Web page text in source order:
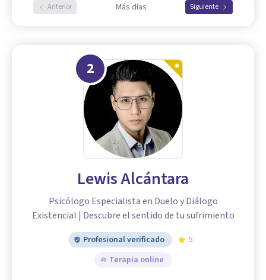
Anterior Más días Siguiente
2
Lewis Alcántara
Psicólogo Especialista en Duelo y Diálogo
Existencial | Descubre el sentido de tu sufrimiento
Profesional verificado
5
Terapia online